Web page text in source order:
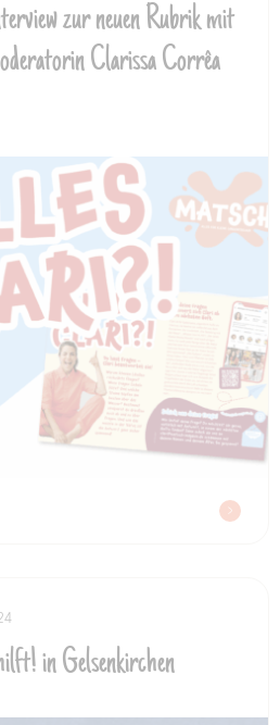
zur neuen Rubrik mit
Clarissa Corrêa
in Gelsenkirchen